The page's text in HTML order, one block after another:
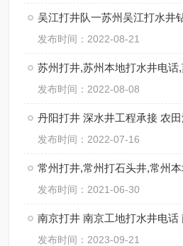
吴江打井队一苏州吴江打水井
发布时间：2022-08-21
苏州打井,苏州本地打水井电话
发布时间：2022-08-08
丹阳打井 深水井工程承接 农
发布时间：2022-07-16
常州打井,常州打石头井,常州
发布时间：2021-06-30
南京打井 南京工地打水井电话
发布时间：2023-09-21